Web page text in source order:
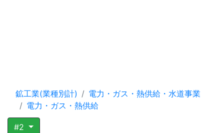
鉱工業(業種別計)
電力・ガス・熱供給・水道事業
電力・ガス・熱供給
#2